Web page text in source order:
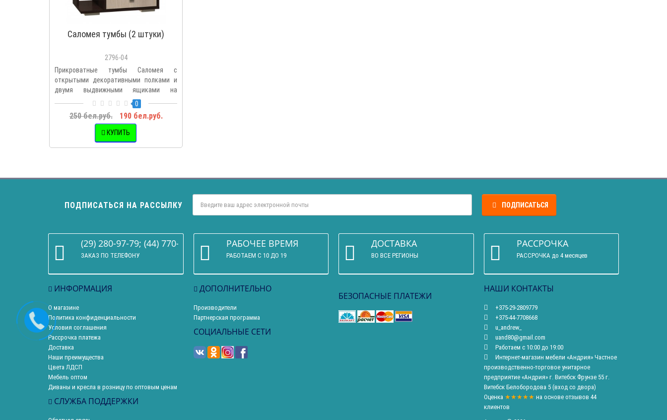
Саломея тумбы (2 штуки)
2796-04
Прикроватные тумбы Саломея с
открытыми декоративными полками и
двумя выдвижными ящиками на
0
250 бел.руб. 190 бел.руб.
КУПИТЬ
ПОДПИСАТЬСЯ НА РАССЫЛКУ ПОДПИСАТЬСЯ
(29) 280-97-79; (44) 770-86-68
ЗАКАЗ ПО ТЕЛЕФОНУ
РАБОЧЕЕ ВРЕМЯ
РАБОТАЕМ С 10 ДО 19
ДОСТАВКА
ВО ВСЕ РЕГИОНЫ
РАССРОЧКА
РАССРОЧКА до 4 месяцев
ИНФОРМАЦИЯ
О магазине
Политика конфиденциальности
Условия соглашения
Рассрочка платежа
Доставка
Наши преимущества
Цвета ЛДСП
Мебель оптом
Диваны и кресла в розницу по оптовым ценам
СЛУЖБА ПОДДЕРЖКИ
ДОПОЛНИТЕЛЬНО
Производители
Партнерская программа
СОЦИАЛЬНЫЕ СЕТИ
БЕЗОПАСНЫЕ ПЛАТЕЖИ
НАШИ КОНТАКТЫ
+375-29-2809779
+375-44-7708668
u_andrew_
uand80@gmail.com
Работаем с 10:00 до 19:00
Интернет-магазин мебели «Андрия» Частное
производственно-торговое унитарное
предприятие «Андрия» г. Витебск Фрунзе 55 г.
Витебск Белобородова 5 (вход со двора)
Оценка ★★★★★ на основе отзывов 44
клиентов